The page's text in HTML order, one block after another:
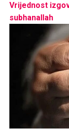
Vrijednost
subhanallah